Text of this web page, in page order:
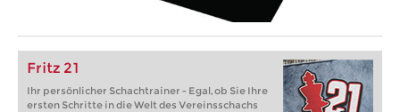
Fritz 21
Ihr persönlicher Schachtrainer - Egal, ob Sie Ihre
ersten Schritte in die Welt des Vereinsschachs